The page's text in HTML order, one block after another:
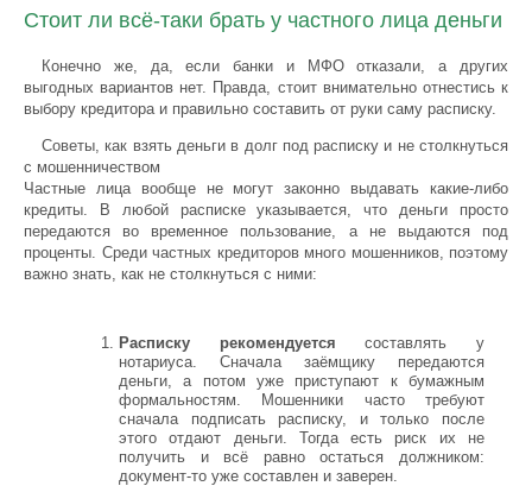
Стоит ли всё-таки брать у частного лица деньги
Конечно же, да, если банки и МФО отказали, а других
выгодных вариантов нет. Правда, стоит внимательно отнестись к
выбору кредитора и правильно составить от руки саму расписку.
Советы, как взять деньги в долг под расписку и не столкнуться
с мошенничеством
Частные лица вообще не могут законно выдавать какие-либо
кредиты. В любой расписке указывается, что деньги просто
передаются во временное пользование, а не выдаются под
проценты. Среди частных кредиторов много мошенников, поэтому
важно знать, как не столкнуться с ними:
Расписку рекомендуется составлять у
нотариуса. Сначала заёмщику передаются
деньги, а потом уже приступают к бумажным
формальностям. Мошенники часто требуют
сначала подписать расписку, и только после
этого отдают деньги. Тогда есть риск их не
получить и всё равно остаться должником:
документ-то уже составлен и заверен.